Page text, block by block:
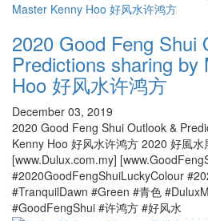
2020 Good Feng Shui
Predictions sharing by
Hoo 好风水许鸿方
December 03, 2019
2020 Good Feng Shui Outlook &
Kenny Hoo 好风水许鸿方 2020 好風水
[www.Dulux.com.my]
#2020GoodFengShuiLuckyColour
#TranquilDawn #Green #青色
#GoodFengShui #许鸿方 #好风水